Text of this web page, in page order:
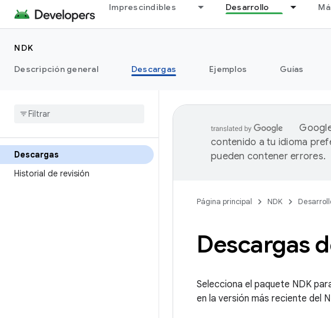
Imprescindibles Desarrollo
NDK
Descripción general
Descargas Ejemplos Guías
Descargas
Historial de revisión
contenido a tu idioma
pueden contener errores.
Página principal NDK
Descargas
Selecciona el paquete NDK
en la versión más reciente del